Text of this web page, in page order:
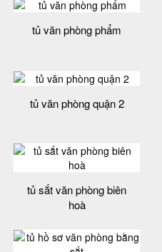
tủ văn phòng phẩm
tủ văn phòng quận 2
tủ sắt văn phòng biên
hoà